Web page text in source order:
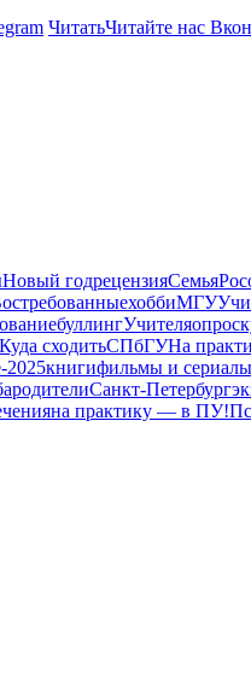
ЧитатьЧитайте нас
Новый годрецензияСемья
хоббиМГУ
буллингУчителяопрос
Куда сходитьСПбГУНа
2025книгифильмы и сериалы
родителиСанкт-Петербург
на практику — в ПУ!